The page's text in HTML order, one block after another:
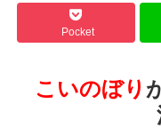
Pocket
こいのぼり